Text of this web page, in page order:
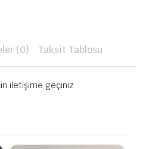
(0) Taksit Tablosu
iletişime geçiniz